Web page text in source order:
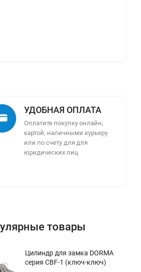
УДОБНАЯ ОПЛАТА
Оплатите покупку онлайн,
картой, наличными курьеру
или по счету для для
юридических лиц
товары
Цилиндр для замка DORMA
серия CBF-1 (ключ-ключ)